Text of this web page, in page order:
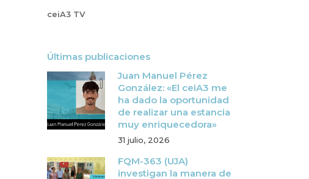
ceiA3 TV
Últimas publicaciones
Juan Manuel Pérez
González: «El ceiA3 me
ha dado la oportunidad
de realizar una estancia
muy enriquecedora»
31 julio, 2026
FQM-363 (UJA)
investigan la manera de